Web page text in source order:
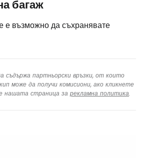
багаж
е възможно да съхранявате
съдържа партньорски връзки, от които
може да получи комисиони, ако кликнете
нашата страница за рекламна политика.